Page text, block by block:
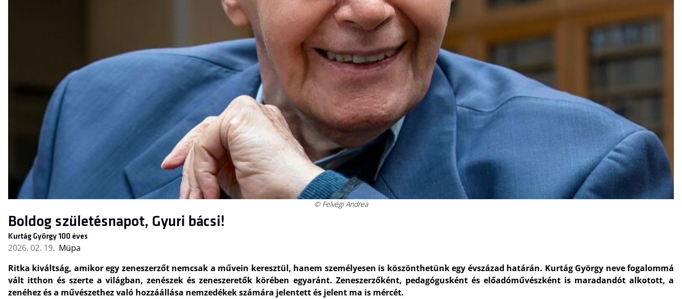
© Felvégi Andrea
Boldog születésnapot, Gyuri bácsi!
Kurtág György 100 éves
2026. 02. 19. Müpa
Ritka kiváltság, amikor egy zeneszerzőt nemcsak a művein keresztül, hanem személyesen is köszönthetünk egy évszázad határán. Kurtág György neve fogalommá
vált itthon és szerte a világban, zenészek és zeneszeretők körében egyaránt. Zeneszerzőként, pedagógusként és előadóművészként is maradandót alkotott, a
zenéhez és a művészethez való hozzáállása nemzedékek számára jelentett és jelent ma is mércét.